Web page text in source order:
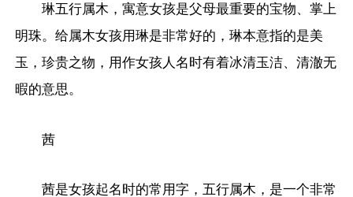
琳五行属木，寓意女孩是父母最重要的宝物、掌上
明珠。给属木女孩用琳是非常好的，琳本意指的是美
玉，珍贵之物，用作女孩人名时有着冰清玉洁、清澈无
暇的意思。
茜
茜是女孩起名时的常用字，五行属木，是一个非常